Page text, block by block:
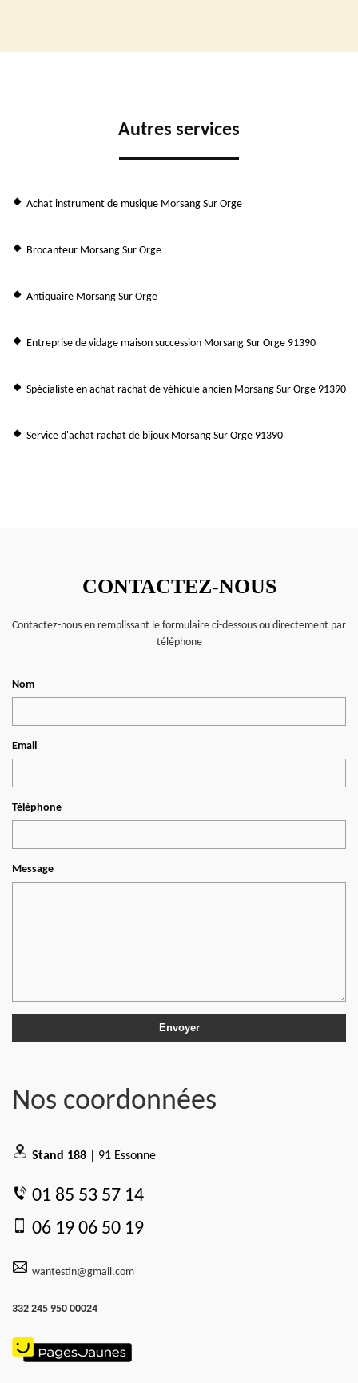
Autres services
Achat instrument de musique Morsang Sur Orge
Brocanteur Morsang Sur Orge
Antiquaire Morsang Sur Orge
Entreprise de vidage maison succession Morsang Sur Orge 91390
Spécialiste en achat rachat de véhicule ancien Morsang Sur Orge 91390
Service d'achat rachat de bijoux Morsang Sur Orge 91390
CONTACTEZ-NOUS
Contactez-nous en remplissant le formulaire ci-dessous ou directement par
téléphone
Nom
Email
Téléphone
Message
Nos coordonnées
Stand 188 | 91 Essonne
01 85 53 57 14
06 19 06 50 19
wantestin@gmail.com
332 245 950 00024